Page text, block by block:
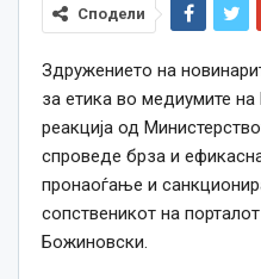
Сподели
Здружението на
за етика во медиумите
реакција од
спроведе брза и
пронаоѓање и
сопственикот нa
Божиновски.